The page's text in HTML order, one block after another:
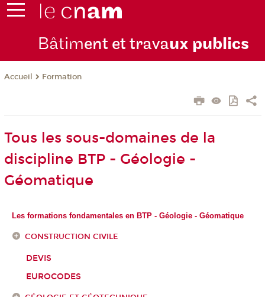
Bâtiment et travaux publics
Accueil Formation
Tous les sous-domaines de la
discipline BTP - Géologie -
Géomatique
Les formations fondamentales en BTP - Géologie - Géomatique
CONSTRUCTION CIVILE
DEVIS
EUROCODES